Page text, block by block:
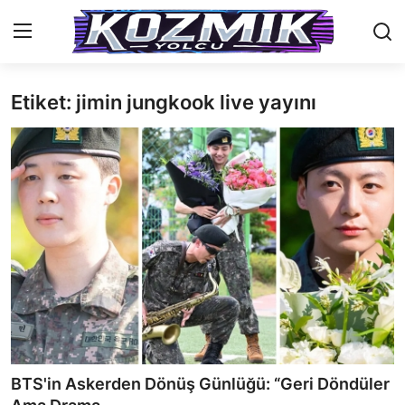
Anasayfa
Genel
İletişim
Anime Önerileri
Kore Dünyası
Anime Karakterleri
Anime
Dizi & Film
Etiket: jimin jungkook live yayını
BTS'in Askerden Dönüş Günlüğü: “Geri Döndüler